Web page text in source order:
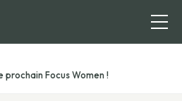
Focus Women !